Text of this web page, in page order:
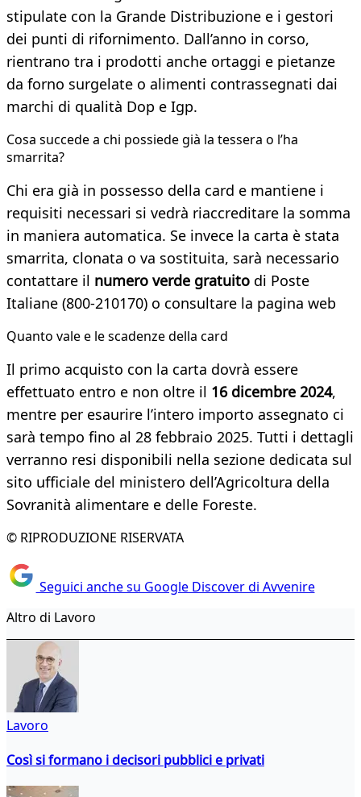
stipulate con la Grande Distribuzione e i gestori
dei punti di rifornimento. Dall’anno in corso,
rientrano tra i prodotti anche ortaggi e pietanze
da forno surgelate o alimenti contrassegnati dai
marchi di qualità Dop e Igp.
Cosa succede a chi possiede già la tessera o l’ha
smarrita?
Chi era già in possesso della card e mantiene i
requisiti necessari si vedrà riaccreditare la somma
in maniera automatica. Se invece la carta è stata
smarrita, clonata o va sostituita, sarà necessario
contattare il numero verde gratuito di Poste
Italiane (800-210170) o consultare la pagina web
Quanto vale e le scadenze della card
Il primo acquisto con la carta dovrà essere
effettuato entro e non oltre il 16 dicembre 2024,
mentre per esaurire l’intero importo assegnato ci
sarà tempo fino al 28 febbraio 2025. Tutti i dettagli
verranno resi disponibili nella sezione dedicata sul
sito ufficiale del ministero dell’Agricoltura della
Sovranità alimentare e delle Foreste.
© RIPRODUZIONE RISERVATA
Seguici anche su Google Discover di Avvenire
Altro di Lavoro
Lavoro
Così si formano i decisori pubblici e privati